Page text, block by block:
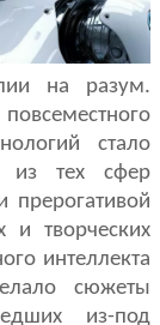
на разум.
стало
из тех сфер
прерогативой
и творческих
интеллекта
сюжеты
из-под